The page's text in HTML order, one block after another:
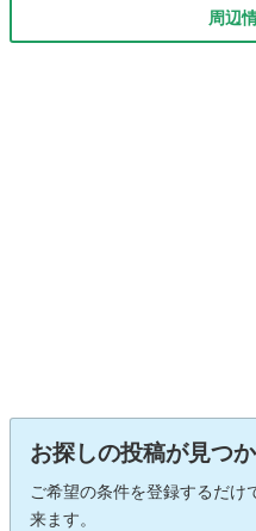
周辺
お探しの投稿が見つ
ご希望の条件を登録するだけ
来ます。